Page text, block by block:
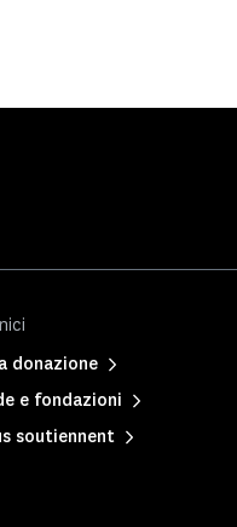
donazione
e fondazioni
soutiennent